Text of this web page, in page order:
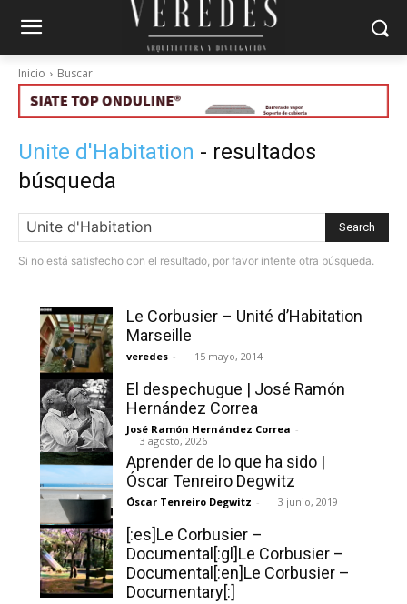
Inicio Buscar
Unite d'Habitation - resultados
búsqueda
Search
Si no está satisfecho con el resultado, por favor intente otra búsqueda.
Le Corbusier – Unité d’Habitation
Marseille
veredes - 15 mayo, 2014
El despechugue | José Ramón
Hernández Correa
José Ramón Hernández Correa -
3 agosto, 2026
Aprender de lo que ha sido |
Óscar Tenreiro Degwitz
Óscar Tenreiro Degwitz - 3 junio, 2019
[:es]Le Corbusier –
Documental[:gl]Le Corbusier –
Documental[:en]Le Corbusier –
Documentary[:]